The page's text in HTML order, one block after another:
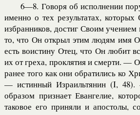
6—8. Говоря об исполнении
именно о тех результатах,
избранников, достиг Своим
то, что Он открыл этим людям имя
есть воистину Отец, что Он любит
их от греха, проклятия и смерти. —
ранее того как они обратились ко
— истинный Израильтянин (I,
образом признает Евангелие,
таковое его приняли и апостолы,